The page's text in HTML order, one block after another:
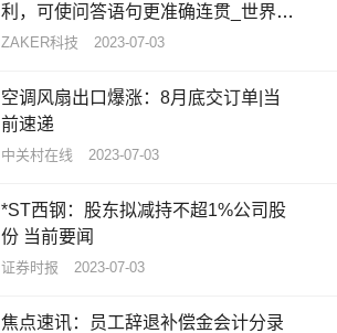
利，可使问答语句更准确连贯_世界热
闻
ZAKER科技 2023-07-03
空调风扇出口爆涨：8月底交订单|当
前速递
中关村在线 2023-07-03
*ST西钢：股东拟减持不超1%公司股
份 当前要闻
证券时报 2023-07-03
焦点速讯：员工辞退补偿金会计分录